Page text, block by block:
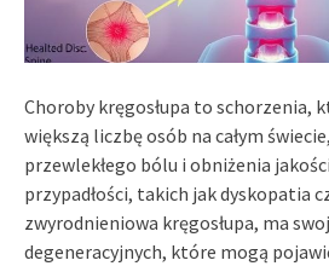
Choroby kręgosłupa to schorzenia,
większą liczbę osób na całym
przewlekłego bólu i obniżenia
przypadłości, takich jak dyskopatia
zwyrodnieniowa kręgosłupa, ma
degeneracyjnych, które mogą